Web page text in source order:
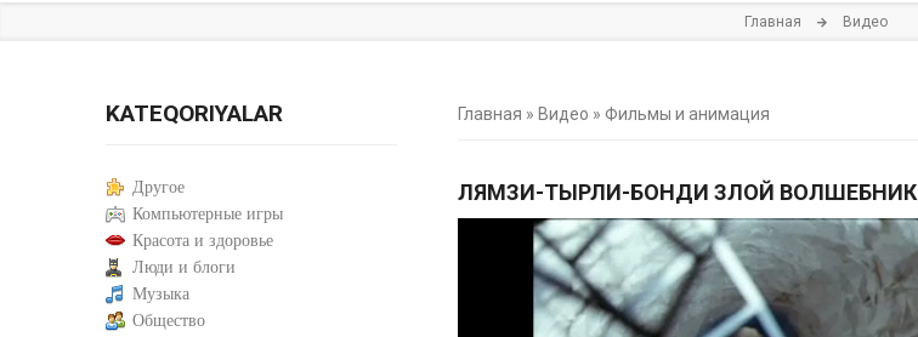
Главная Видео
Главная » Видео » Фильмы и анимация
ЛЯМЗИ-ТЫРЛИ-БОНДИ ЗЛОЙ ВОЛШЕБНИК
KATEQORIYALAR
Другое
Компьютерные игры
Красота и здоровье
Люди и блоги
Музыка
Общество